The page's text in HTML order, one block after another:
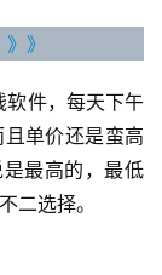
》
软件，每天下午
单价还是蛮高
最高的，最低
二选择。